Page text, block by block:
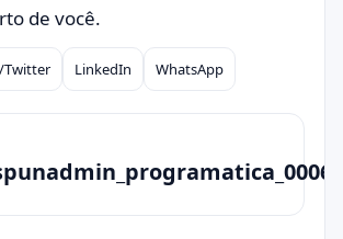
de você.
Twitter LinkedIn WhatsApp